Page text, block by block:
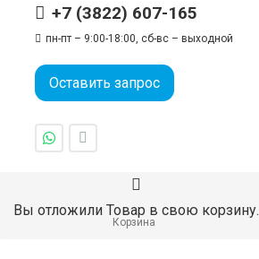
+7 (3822) 607-165
пн-пт – 9:00-18:00, сб-вс – выходной
Оставить запрос
Вы отложили Товар в свою корзину.
Корзина